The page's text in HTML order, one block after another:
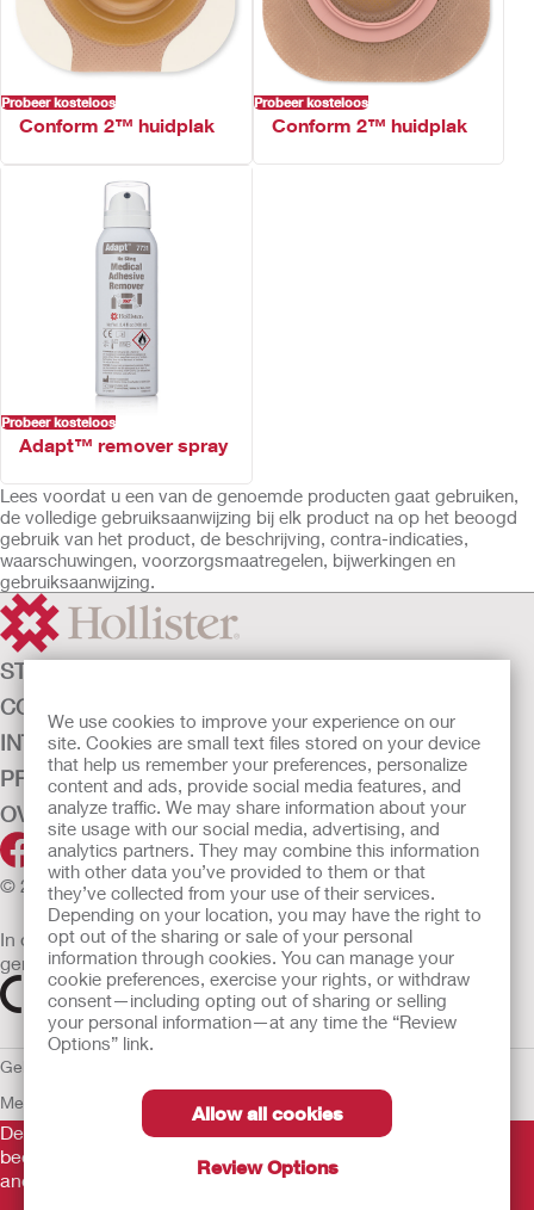
We use cookies to improve your experience on our
site. Cookies are small text files stored on your device
that help us remember your preferences, personalize
content and ads, provide social media features, and
analyze traffic. We may share information about your
site usage with our social media, advertising, and
analytics partners. They may combine this information
with other data you’ve provided to them or that
they’ve collected from your use of their services.
Depending on your location, you may have the right to
opt out of the sharing or sale of your personal
information through cookies. You can manage your
cookie preferences, exercise your rights, or withdraw
consent—including opting out of sharing or selling
your personal information—at any time the “Review
Options” link.
Allow all cookies
Review Options
Probeer kosteloos
Conform 2™ huidplak
Probeer kosteloos
Conform 2™ huidplak
Probeer kosteloos
Adapt™ remover spray
Lees voordat u een van de genoemde producten gaat gebruiken,
de volledige gebruiksaanwijzing bij elk product na op het beoogd
gebruik van het product, de beschrijving, contra-indicaties,
waarschuwingen, voorzorgsmaatregelen, bijwerkingen en
gebruiksaanwijzing.
STOMAZORG
CONTINENTIEZORG
INTENSIEVE ZORG
PRODUCTEN
OVER ONS
© 2026 Hollister Incorporated
In de EU verkochte medische hulpmiddelen dienen
gemarkeerd te zijn met een van de volgende symbolen
Gebruiksvoorwaarden
Mededeling aan Klokkenluiders
De verstrekte informatie is geen medisch advies en is niet
bedoeld als vervanging voor het advies van uw eigen arts of
andere zorgverlener.